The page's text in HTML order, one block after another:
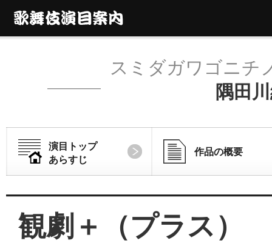
隅田
スミダガワゴニチ
演目トップ
あらすじ
作品の概要
観劇＋（プラス）